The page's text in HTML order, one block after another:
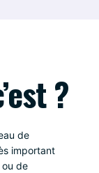
?
de
important
de